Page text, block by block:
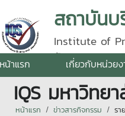
Institute of
รัตนราชสุดา |
หน้าแรก เกี่ยวกับหน่วยง
IQS มหาวิทย
หน้าแรก ข่าวสารกิจกรรม รา